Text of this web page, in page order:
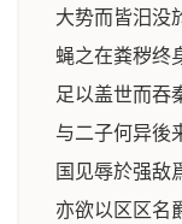
大势而皆汨没
蝇之在粪秽终
足以盖世而吞
与二子何异後
国见辱於强敌
亦欲以区区名